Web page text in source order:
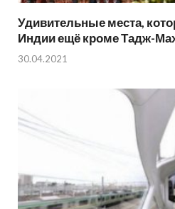
Удивительные места,
Индии ещё кроме Тадж-
30.04.2021